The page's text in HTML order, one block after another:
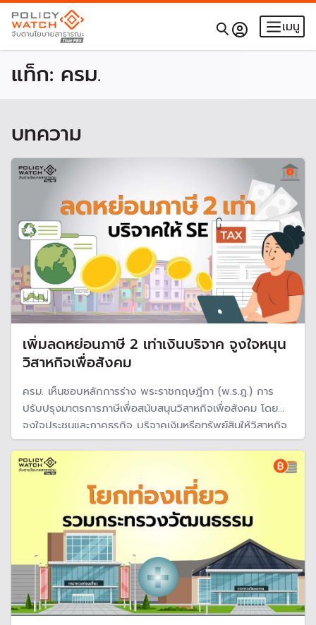
เมนู
แท็ก: ครม.
บทความ
เพิ่มลดหย่อนภาษี 2 เท่าเงินบริจาค จูงใจหนุน
วิสาหกิจเพื่อสังคม
ครม. เห็นชอบหลักการร่าง พระราชกฤษฎีกา (พ.ร.ฎ.) การ
ปรับปรุงมาตรการภาษีเพื่อสนับสนุนวิสาหกิจเพื่อสังคม โดย
จูงใจประชนและภาคธุรกิจ บริจาคเงินหรือทรัพย์สินให้วิสาหกิจ
เพื่อสังคม ลดหย่อนภาษีได้ 1 เท่า และบริจาคให้กองทุนส่งเสริม
วิสาหกิจเพื่อสังคม ลดหย่อนได้ 2 เท่า